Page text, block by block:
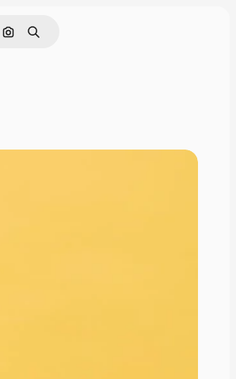
Nach Bild suchen
Suchen